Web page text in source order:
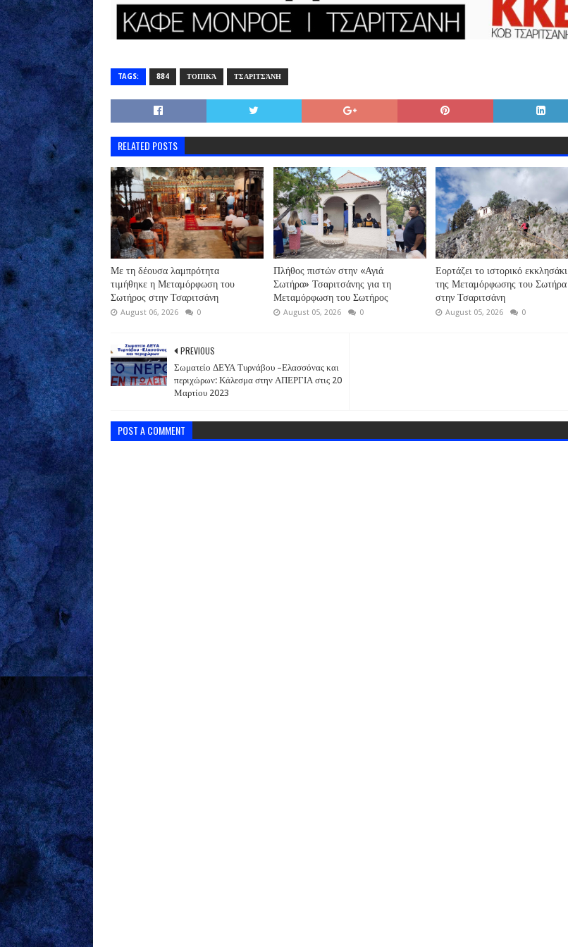
TAGS: 884 ΤΟΠΙΚΆ ΤΣΑΡΙΤΣΆΝΗ
RELATED POSTS
Με τη δέουσα λαμπρότητα
τιμήθηκε η Μεταμόρφωση του
Σωτήρος στην Τσαριτσάνη
August 06, 2026 0
Πλήθος πιστών στην «Αγιά
Σωτήρα» Τσαριτσάνης για τη
Μεταμόρφωση του Σωτήρος
August 05, 2026 0
Εορτάζει το ιστορικό εκκλησάκι
της Μεταμόρφωσης του Σωτήρα
στην Τσαριτσάνη
August 05, 2026 0
PREVIOUS
Σωματείο ΔΕΥΑ Τυρνάβου –Ελασσόνας και
περιχώρων: Κάλεσμα στην ΑΠΕΡΓΙΑ στις 20
Μαρτίου 2023
POST A COMMENT